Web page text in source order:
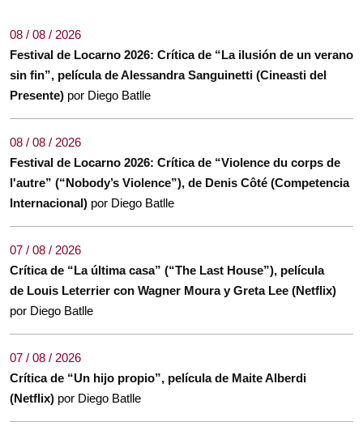
08 / 08 / 2026
Festival de Locarno 2026: Crítica de “La ilusión de un verano
sin fin”, película de Alessandra Sanguinetti (Cineasti del
Presente) por Diego Batlle
08 / 08 / 2026
Festival de Locarno 2026: Crítica de “Violence du corps de
l'autre” (“Nobody’s Violence”), de Denis Côté (Competencia
Internacional) por Diego Batlle
07 / 08 / 2026
Crítica de “La última casa” (“The Last House”), película
de Louis Leterrier con Wagner Moura y Greta Lee (Netflix)
por Diego Batlle
07 / 08 / 2026
Crítica de “Un hijo propio”, película de Maite Alberdi
(Netflix) por Diego Batlle